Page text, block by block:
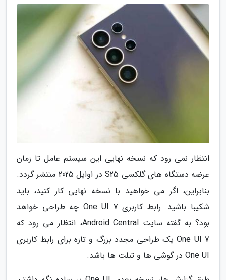
انتظار نمی رود که نسخه نهایی این سیستم عامل تا زمان
عرضه دستگاه های گلکسی S25 در اوایل 2025 منتشر گردد.
بنابراین، اگر می خواهید با نسخه نهایی کار کنید، باید
شکیبا باشید. رابط کاربری One UI 7 چه طراحی خواهد
بود؟ به گفته سایت Android Central، انتظار می رود که
One UI 7 یک طراحی مجدد بزرگ و تازه برای رابط کاربری
One UI در گوشی ها و تبلت ها باشد.